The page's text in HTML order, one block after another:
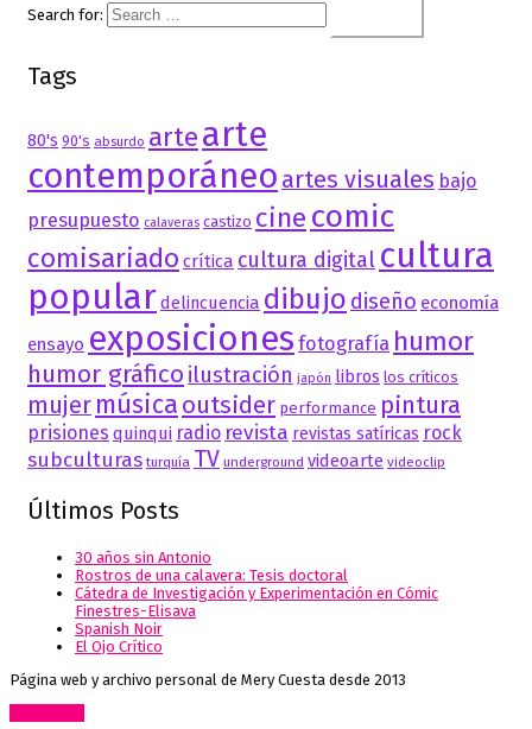
Search for:
Tags
80's 90's absurdo artearte
contemporáneo artes visuales bajo
presupuesto calaveras castizo cine comic
comisariado crítica cultura digital cultura
populardelincuencia dibujo diseño economía
ensayo exposiciones fotografía humor
humor gráfico ilustración japón libros los críticos
mujer música outsider performance pintura
prisiones quinqui radio revista revistas satíricas rock
subculturas turquía TV underground videoarte videoclip
Últimos Posts
30 años sin Antonio
Rostros de una calavera: Tesis doctoral
Cátedra de Investigación y Experimentación en Cómic
Finestres-Elisava
Spanish Noir
El Ojo Crítico
Página web y archivo personal de Mery Cuesta desde 2013